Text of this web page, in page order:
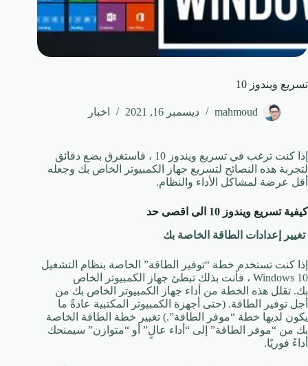
تسريع ويندوز 10
mahmoud ديسمبر 16, 2021 اخبار
إذا كنت ترغب في تسريع ويندوز 10 ، فاستغرق بضع دقائق
لتجربة هذه النصائح لتسريع جهاز الكمبيوتر الخاص بك وجعله
أقل عرضة لمشاكل الأداء والنظام.
كيفية تسريع ويندوز 10 الى اقصى حد
تغيير إعدادات الطاقة الخاصة بك
إذا كنت تستخدم خطة “توفير الطاقة” الخاصة بنظام التشغيل
Windows 10 ، فأنت بذلك تبطئ جهاز الكمبيوتر الخاص
بك. تقلل هذه الخطة من أداء جهاز الكمبيوتر الخاص بك من
أجل توفير الطاقة. (حتى أجهزة الكمبيوتر المكتبية عادةً ما
يكون لديها خطة “موفر الطاقة”.) تغيير خطة الطاقة الخاصة
بك من “موفر الطاقة” إلى “أداء عالٍ” أو “متوازن” سيمنحك
أداءً فوريًا.